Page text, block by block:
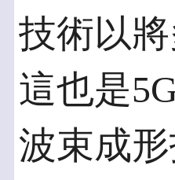
技術以
這也是
波束成